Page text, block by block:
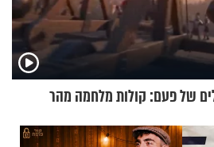
של פעם: קולות מלחמה מהר